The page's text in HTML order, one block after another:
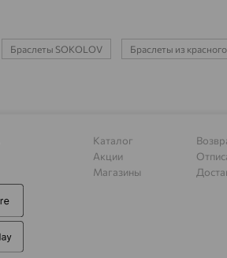
Браслеты SOKOLOV Браслеты из
Каталог
Акции
Магазины
Алатырь